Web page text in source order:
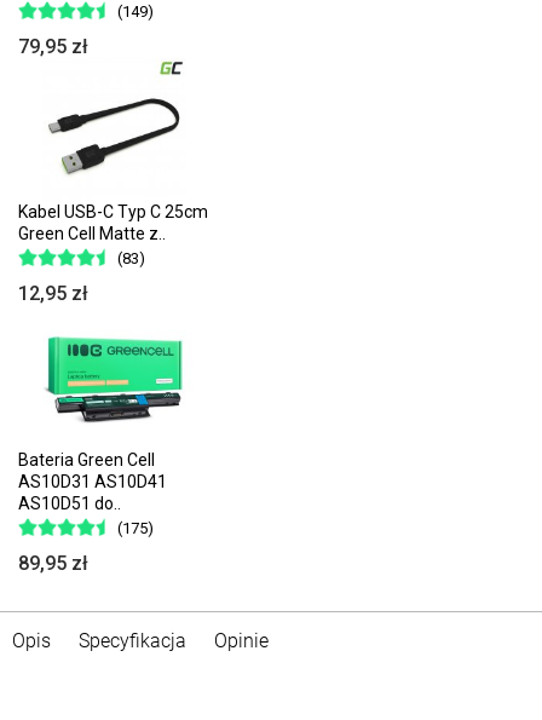
(149)
79,95 zł
Kabel USB-C Typ C 25cm
Green Cell Matte z..
(83)
12,95 zł
Bateria Green Cell
AS10D31 AS10D41
AS10D51 do..
(175)
89,95 zł
Opis Specyfikacja Opinie